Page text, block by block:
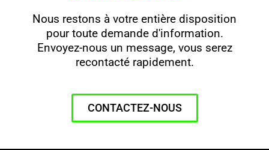
Nous restons à votre entière disposition
pour toute demande d'information.
Envoyez-nous un message, vous serez
recontacté rapidement.
CONTACTEZ-NOUS